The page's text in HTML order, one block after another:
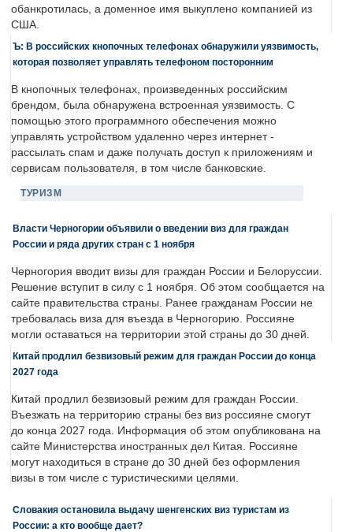
обанкротилась, а доменное имя выкуплено компанией из
США.
Ъ: В российских кнопочных телефонах обнаружили уязвимость,
которая позволяет управлять телефоном посторонним
В кнопочных телефонах, произведенных российским
брендом, была обнаружена встроенная уязвимость. С
помощью этого программного обеспечения можно
управлять устройством удаленно через интернет -
рассылать спам и даже получать доступ к приложениям и
сервисам пользователя, в том числе банковские.
ТУРИЗМ
Власти Черногории объявили о введении виз для граждан
России и ряда других стран с 1 ноября
Черногория вводит визы для граждан России и Белоруссии.
Решение вступит в силу с 1 ноября. Об этом сообщается на
сайте правительства страны. Ранее гражданам России не
требовалась виза для въезда в Черногорию. Россияне
могли оставаться на территории этой страны до 30 дней.
Китай продлил безвизовый режим для граждан России до конца
2027 года
Китай продлил безвизовый режим для граждан России.
Въезжать на территорию страны без виз россияне смогут
до конца 2027 года. Информация об этом опубликована на
сайте Министерства иностранных дел Китая. Россияне
могут находиться в стране до 30 дней без оформления
визы в том числе с туристическими целями.
Словакия остановила выдачу шенгенских виз туристам из
России: а кто вообще дает?